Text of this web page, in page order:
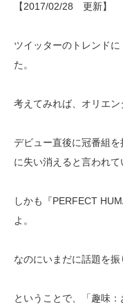
【2017/02/28 更新】
ツイッターのトレンドに
た。
考えてみれば、オリエン
デビュー直後に冠番組
に失い消えると言われて
しかも『PERFECT
よ。
なのにいまだに話題を振
ということで、「趣味